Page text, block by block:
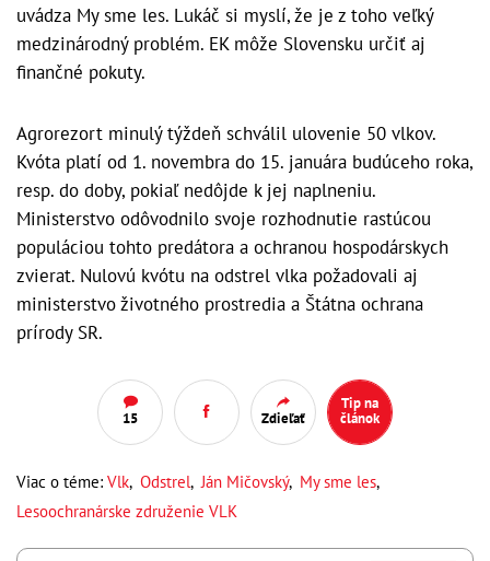
uvádza My sme les. Lukáč si myslí, že je z toho veľký
medzinárodný problém. EK môže Slovensku určiť aj
finančné pokuty.
Agrorezort minulý týždeň schválil ulovenie 50 vlkov.
Kvóta platí od 1. novembra do 15. januára budúceho roka,
resp. do doby, pokiaľ nedôjde k jej naplneniu.
Ministerstvo odôvodnilo svoje rozhodnutie rastúcou
populáciou tohto predátora a ochranou hospodárskych
zvierat. Nulovú kvótu na odstrel vlka požadovali aj
ministerstvo životného prostredia a Štátna ochrana
prírody SR.
15 Zdieľať
Tip na
článok
Viac o téme: Vlk, Odstrel,Ján Mičovský, My sme les,
Lesoochranárske združenie VLK